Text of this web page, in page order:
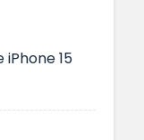
15